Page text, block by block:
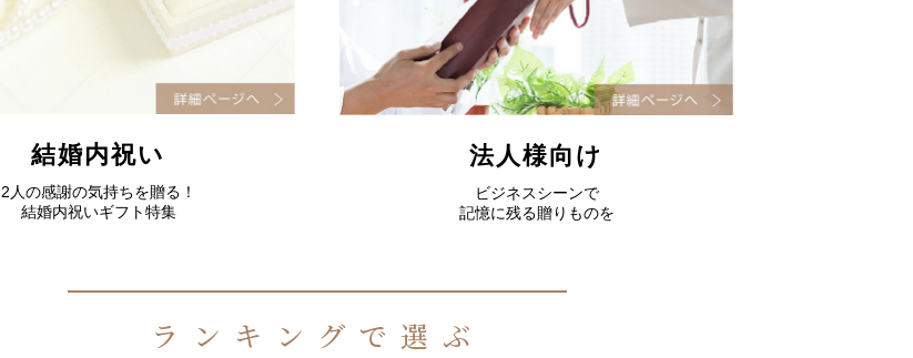
結婚内祝い
2人の感謝の気持ちを贈る！
結婚内祝いギフト特集
法人様向け
ビジネスシーンで
記憶に残る贈りものを
ランキングで選ぶ